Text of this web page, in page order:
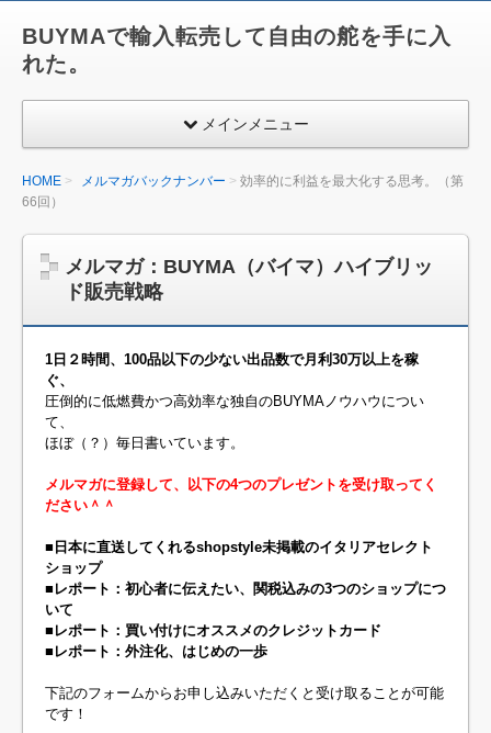
BUYMAで輸入転売して自由の舵を手に入
れた。
メインメニュー
HOME メルマガバックナンバー
効率的に利益を最大化する思考。（第
66回）
メルマガ：BUYMA（バイマ）ハイブリッ
ド販売戦略
1日２時間、100品以下の少ない出品数で月利30万以上を稼
ぐ、
圧倒的に低燃費かつ高効率な独自のBUYMAノウハウについ
て、
ほぼ（？）毎日書いています。
メルマガに登録して、以下の4つのプレゼントを受け取ってく
ださい＾＾
■日本に直送してくれるshopstyle未掲載のイタリアセレクト
ショップ
■レポート：初心者に伝えたい、関税込みの3つのショップにつ
いて
■レポート：買い付けにオススメのクレジットカード
■レポート：外注化、はじめの一歩
下記のフォームからお申し込みいただくと受け取ることが可能
です！